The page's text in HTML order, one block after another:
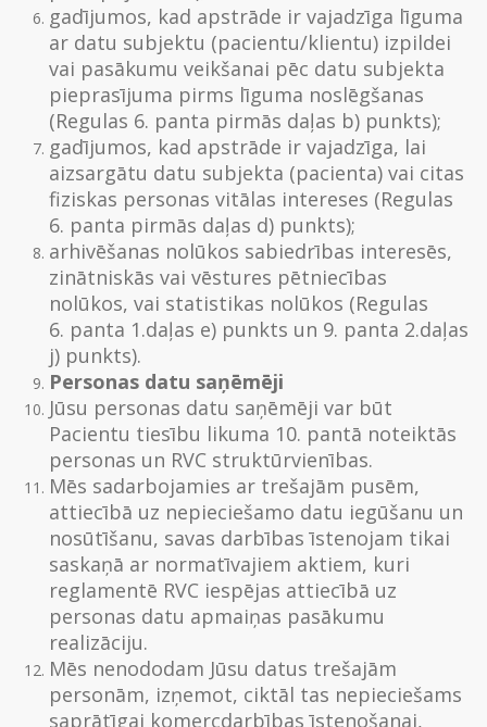
gadījumos, kad apstrāde ir vajadzīga līguma
ar datu subjektu (pacientu/klientu) izpildei
vai pasākumu veikšanai pēc datu subjekta
pieprasījuma pirms līguma noslēgšanas
(Regulas 6. panta pirmās daļas b) punkts);
gadījumos, kad apstrāde ir vajadzīga, lai
aizsargātu datu subjekta (pacienta) vai citas
fiziskas personas vitālas intereses (Regulas
6. panta pirmās daļas d) punkts);
arhivēšanas nolūkos sabiedrības interesēs,
zinātniskās vai vēstures pētniecības
nolūkos, vai statistikas nolūkos (Regulas
6. panta 1.daļas e) punkts un 9. panta 2.daļas
j) punkts).
Personas datu saņēmēji
Jūsu personas datu saņēmēji var būt
Pacientu tiesību likuma 10. pantā noteiktās
personas un RVC struktūrvienības.
Mēs sadarbojamies ar trešajām pusēm,
attiecībā uz nepieciešamo datu iegūšanu un
nosūtīšanu, savas darbības īstenojam tikai
saskaņā ar normatīvajiem aktiem, kuri
reglamentē RVC iespējas attiecībā uz
personas datu apmaiņas pasākumu
realizāciju.
Mēs nenododam Jūsu datus trešajām
personām, izņemot, ciktāl tas nepieciešams
saprātīgai komercdarbības īstenošanai,